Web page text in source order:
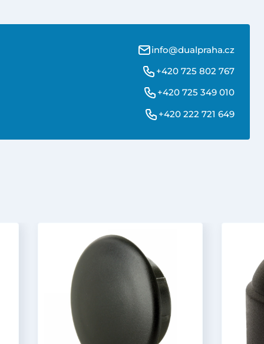
info@dualpraha.cz
+420 725 802 767
+420 725 349 010
+420 222 721 649